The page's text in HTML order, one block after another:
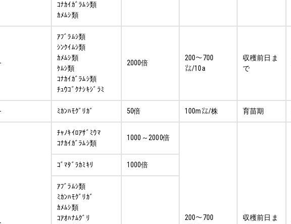
ｺﾅｶｲｶﾞﾗﾑｼ類
ｶﾒﾑｼ類
-
ｱﾌﾞﾗﾑｼ類
ｼﾝｸｲﾑｼ類
ｶﾒﾑｼ類
ｹﾑｼ類
ｺﾅｶｲｶﾞﾗﾑｼ類
ﾁｭｳｺﾞｸﾅｼｷｼﾞﾗﾐ
2000倍
200～700
㍑/10a
収穫前日ま
で
- ﾐｶﾝﾊﾓｸﾞﾘｶﾞ 50倍 100m㍑/株 育苗期
ﾁｬﾉｷｲﾛｱｻﾞﾐｳﾏ
ｺﾅｶｲｶﾞﾗﾑｼ類
1000～2000倍
200～700
収穫前日ま
ｺﾞﾏﾀﾞﾗｶﾐｷﾘ 1000倍
ｱﾌﾞﾗﾑｼ類
ﾐｶﾝﾊﾓｸﾞﾘｶﾞ
ｶﾒﾑｼ類
ｺｱｵﾊﾅﾑｸﾞﾘ